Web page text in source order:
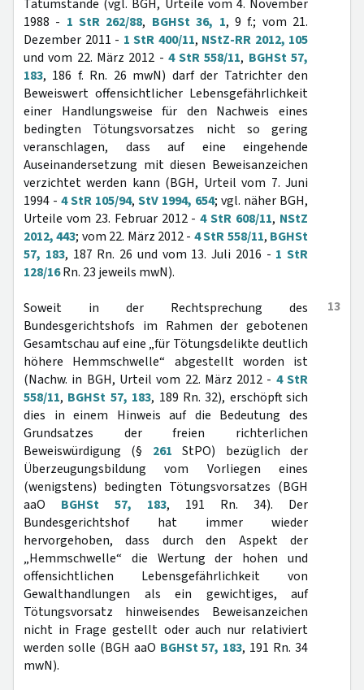
Tatumstände (vgl. BGH, Urteile vom 4. November
1988 - 1 StR 262/88, BGHSt 36, 1, 9 f.; vom 21.
Dezember 2011 - 1 StR 400/11, NStZ-RR 2012, 105
und vom 22. März 2012 - 4 StR 558/11, BGHSt 57,
183, 186 f. Rn. 26 mwN) darf der Tatrichter den
Beweiswert offensichtlicher Lebensgefährlichkeit
einer Handlungsweise für den Nachweis eines
bedingten Tötungsvorsatzes nicht so gering
veranschlagen, dass auf eine eingehende
Auseinandersetzung mit diesen Beweisanzeichen
verzichtet werden kann (BGH, Urteil vom 7. Juni
1994 - 4 StR 105/94, StV 1994, 654; vgl. näher BGH,
Urteile vom 23. Februar 2012 -4 StR 608/11, NStZ
2012, 443; vom 22. März 2012 - 4 StR 558/11, BGHSt
57, 183, 187 Rn. 26 und vom 13. Juli 2016 - 1 StR
128/16Rn. 23 jeweils mwN).
13
Soweit in der Rechtsprechung des
Bundesgerichtshofs im Rahmen der gebotenen
Gesamtschau auf eine „für Tötungsdelikte deutlich
höhere Hemmschwelle“ abgestellt worden ist
(Nachw. in BGH, Urteil vom 22. März 2012 - 4 StR
558/11, BGHSt 57, 183, 189 Rn. 32), erschöpft sich
dies in einem Hinweis auf die Bedeutung des
Grundsatzes der freien richterlichen
Beweiswürdigung (§ 261 StPO) bezüglich der
Überzeugungsbildung vom Vorliegen eines
(wenigstens) bedingten Tötungsvorsatzes (BGH
aaO BGHSt 57, 183, 191 Rn. 34). Der
Bundesgerichtshof hat immer wieder
hervorgehoben, dass durch den Aspekt der
„Hemmschwelle“ die Wertung der hohen und
offensichtlichen Lebensgefährlichkeit von
Gewalthandlungen als ein gewichtiges, auf
Tötungsvorsatz hinweisendes Beweisanzeichen
nicht in Frage gestellt oder auch nur relativiert
werden solle (BGH aaO BGHSt 57, 183, 191 Rn. 34
mwN).